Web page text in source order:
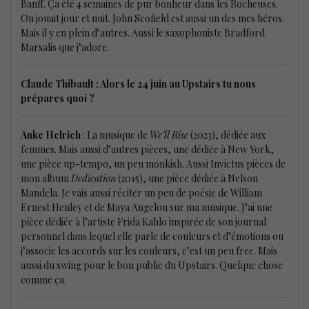
Banff. Ça été 4 semaines de pur bonheur dans les Rocheuses.
On jouait jour et nuit. John Scofield est aussi un des mes héros.
Mais il y en plein d’autres. Aussi le saxophoniste Bradford
Marsalis que j’adore.
Claude Thibault : Alors le 24 juin au Upstairs tu nous
prépares quoi ?
Anke Helrich : La musique de We’ll Rise (2023), dédiée aux
femmes. Mais aussi d’autres pièces, une dédiée à New York,
une pièce up-tempo, un peu monkish. Aussi Invictus pièces de
mon albumDedication (2015), une pièce dédiée à Nelson
Mandela. Je vais aussi réciter un peu de poésie de William
Ernest Henley et de Maya Angelou sur ma musique. J’ai une
pièce dédiée à l’artiste Frida Kahlo inspirée de son journal
personnel dans lequel elle parle de couleurs et d’émotions ou
j’associe les accords sur les couleurs, c’est un peu free. Mais
aussi du swing pour le bon public du Upstairs. Quelque chose
comme ça.